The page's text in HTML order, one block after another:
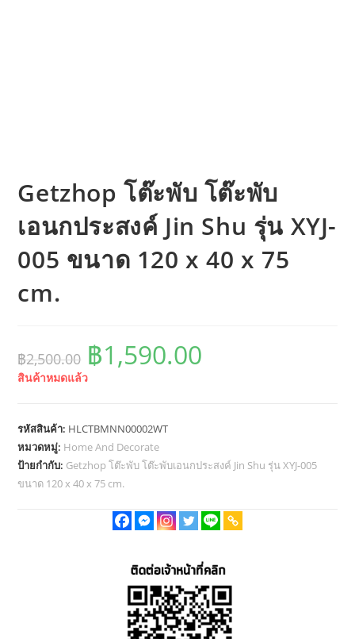
Getzhop โต๊ะพับ โต๊ะพับ
เอนกประสงค์ Jin Shu รุ่น XYJ-
005 ขนาด 120 x 40 x 75
cm.
฿2,500.00 Original
price
฿2,500.00.
฿1,590.00
สินค้าหมดแล้ว
รหัสสินค้า: HLCTBMNN00002WT
หมวดหมู่: Home And Decorate
ป้ายกำกับ: Getzhop โต๊ะพับ โต๊ะพับเอนกประสงค์ Jin Shu รุ่น XYJ-005
ขนาด 120 x 40 x 75 cm.